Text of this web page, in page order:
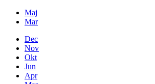
Maj
Mar
Dec
Nov
Okt
Jun
Apr